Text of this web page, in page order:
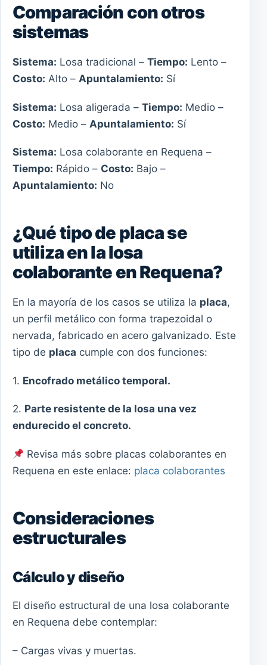
Comparación con otros
sistemas
Sistema: Losa tradicional – Tiempo: Lento –
Costo: Alto – Apuntalamiento: Sí
Sistema: Losa aligerada – Tiempo: Medio –
Costo: Medio – Apuntalamiento: Sí
Sistema: Losa colaborante en Requena –
Tiempo: Rápido – Costo: Bajo –
Apuntalamiento: No
¿Qué tipo de placa se
utiliza en la losa
colaborante en Requena?
En la mayoría de los casos se utiliza la placa,
un perfil metálico con forma trapezoidal o
nervada, fabricado en acero galvanizado. Este
tipo de placa cumple con dos funciones:
1. Encofrado metálico temporal.
2. Parte resistente de la losa una vez
endurecido el concreto.
Revisa más sobre placas colaborantes en
Requena en este enlace: placa colaborantes
Consideraciones
estructurales
Cálculo y diseño
El diseño estructural de una losa colaborante
en Requena debe contemplar:
– Cargas vivas y muertas.